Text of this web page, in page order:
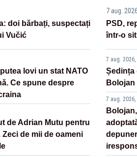
doi bărbați, suspectați
Vučić
lovi un stat NATO
Ce spune despre
de Adrian Mutu pentru
de mii de oameni
7 aug.
PSD,
într-o
7 aug. 2026,
Ședința
7 aug. 2026,